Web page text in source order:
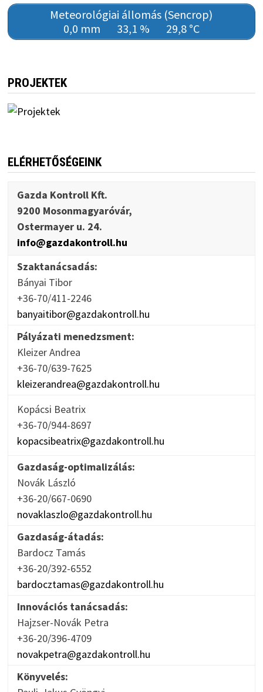
Meteorológiai állomás (Sencrop)
0,0 mm
33,1 % 29,8 °C
PROJEKTEK
ELÉRHETŐSÉGEINK
Gazda Kontroll Kft.
9200 Mosonmagyaróvár,
Ostermayer u. 24.
info@gazdakontroll.hu
Szaktanácsadás:
Bányai Tibor
+36-70/411-2246
banyaitibor@gazdakontroll.hu
Pályázati menedzsment:
Kleizer Andrea
+36-70/639-7625
kleizerandrea@gazdakontroll.hu
Kopácsi Beatrix
+36-70/944-8697
kopacsibeatrix@gazdakontroll.hu
Gazdaság-optimalizálás:
Novák László
+36-20/667-0690
novaklaszlo@gazdakontroll.hu
Gazdaság-átadás:
Bardocz Tamás
+36-20/392-6552
bardocztamas@gazdakontroll.hu
Innovációs tanácsadás:
Hajzser-Novák Petra
+36-20/396-4709
novakpetra@gazdakontroll.hu
Könyvelés: